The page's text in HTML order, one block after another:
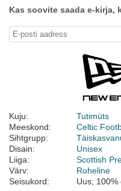
Kas soovite saada e-kirja,
Kuju:
Tutimüts
Meeskond:
Celtic
Sihtgrupp:
Disain:
Unisex
Liiga:
Scottish
Värv:
Roheline
Seisukord:
Uus; 100%